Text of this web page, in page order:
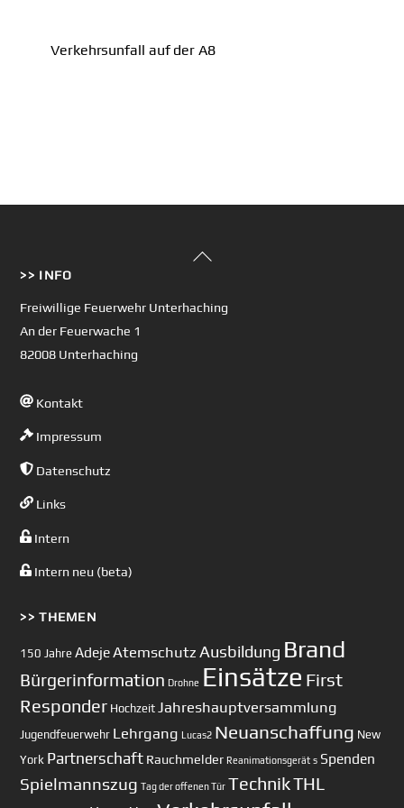
Verkehrsunfall auf der A8
Back
>> INFO
Freiwillige Feuerwehr Unterhaching
An der Feuerwache 1
82008 Unterhaching
Kontakt
Impressum
Datenschutz
Links
Intern
Intern neu (beta)
>> THEMEN
150 Jahre AdejeAtemschutz Ausbildung Brand
Bürgerinformation Drohne Einsätze First
Responder Hochzeit Jahreshauptversammlung
Jugendfeuerwehr Lehrgang Lucas2 Neuanschaffung New
York Partnerschaft Rauchmelder Reanimationsgerät s Spenden
Spielmannszug Tag der offenen Tür TechnikTHL